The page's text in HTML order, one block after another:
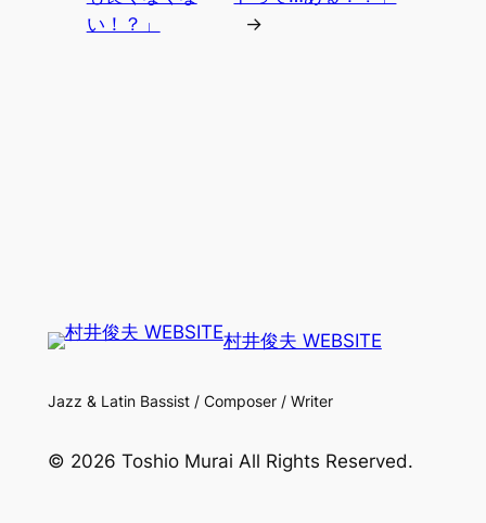
い！？」
→
村井俊夫 WEBSITE
Jazz & Latin Bassist / Composer / Writer
© 2026 Toshio Murai All Rights Reserved.